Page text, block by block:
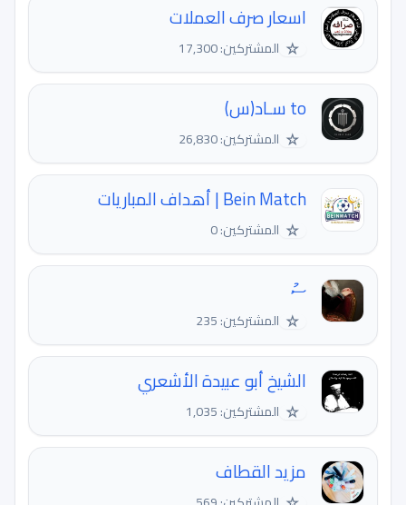
اسعار صرف العملات
☆ المشتركين: 17,300
to سـاد(س)
☆ المشتركين: 26,830
Bein Match | أهداف المباريات
☆ المشتركين: 0
ސު
☆ المشتركين: 235
الشيخ أبو عبيدة الأشعري
☆ المشتركين: 1,035
مزيد القطاف